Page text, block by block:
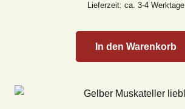
Lieferzeit: ca. 3-4 Werktage
In den Warenkorb